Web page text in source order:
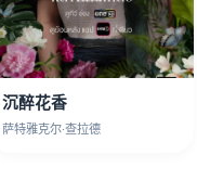
沉醉花香
萨特雅克尔·查拉德